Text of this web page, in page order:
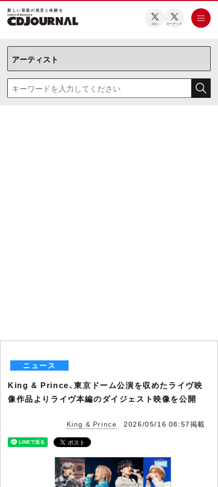
新しい⾳楽の発⾒と体験を
CDJ オーディオ
ニュース
King & Prince、東京ドーム公演を収めたライヴ映
像作品よりライヴ本編のダイジェスト映像を公開
King & Prince 2026/05/16 08:57掲載